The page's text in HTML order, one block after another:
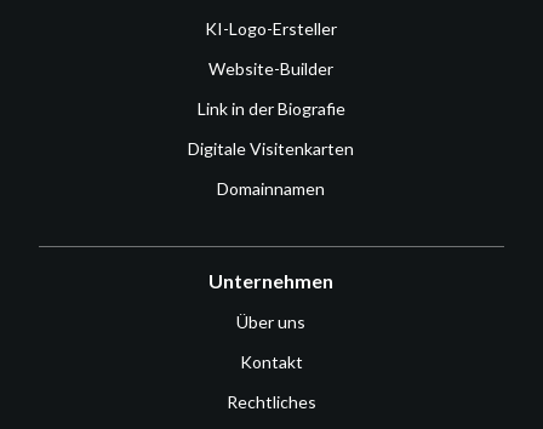
KI-Logo-Ersteller
Website-Builder
Link in der Biografie
Digitale Visitenkarten
Domainnamen
Unternehmen
Über uns
Kontakt
Rechtliches